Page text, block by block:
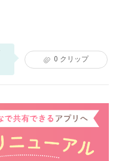
0 クリップ